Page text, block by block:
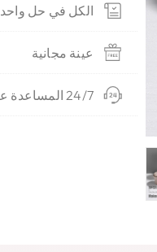
الكل في حل واحد
عينة مجانية
24/7 المساعدة عبر الإنترنت